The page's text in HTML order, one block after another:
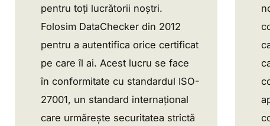
pentru toți lucrătorii noștri.
Folosim DataChecker din 2012
pentru a autentifica orice certificat
pe care îl ai. Acest lucru se face
în conformitate cu standardul ISO-
27001, un standard internațional
care urmărește securitatea strictă